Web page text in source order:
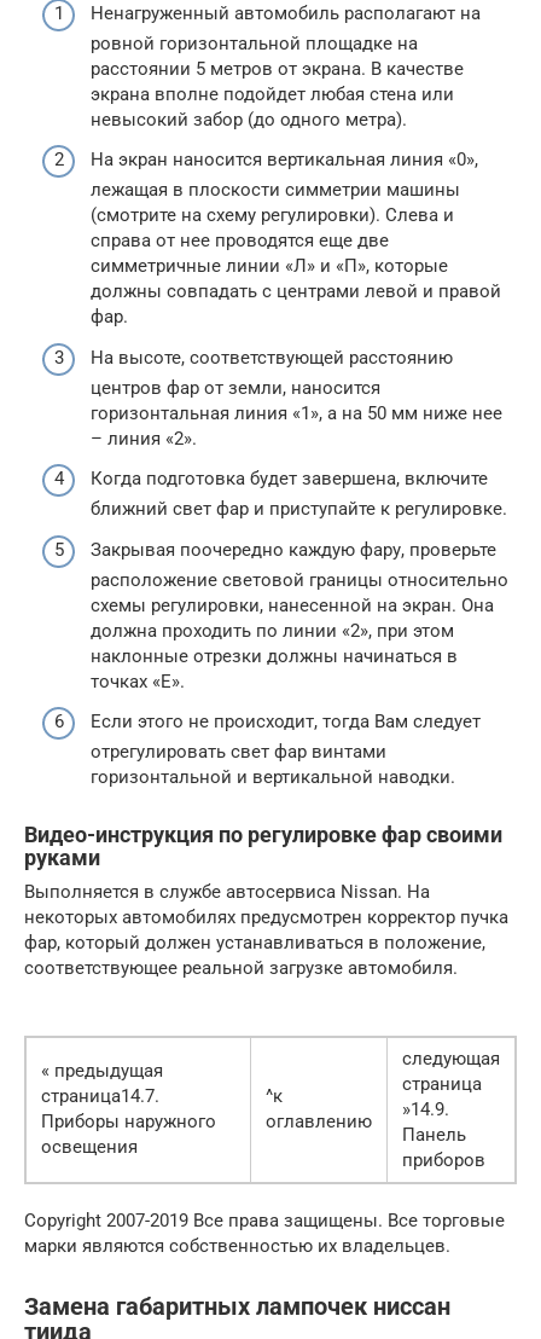
Ненагруженный автомобиль располагают на
ровной горизонтальной площадке на
расстоянии 5 метров от экрана. В качестве
экрана вполне подойдет любая стена или
невысокий забор (до одного метра).
На экран наносится вертикальная линия «0»,
лежащая в плоскости симметрии машины
(смотрите на схему регулировки). Слева и
справа от нее проводятся еще две
симметричные линии «Л» и «П», которые
должны совпадать с центрами левой и правой
фар.
На высоте, соответствующей расстоянию
центров фар от земли, наносится
горизонтальная линия «1», а на 50 мм ниже нее
– линия «2».
Когда подготовка будет завершена, включите
ближний свет фар и приступайте к регулировке.
Закрывая поочередно каждую фару, проверьте
расположение световой границы относительно
схемы регулировки, нанесенной на экран. Она
должна проходить по линии «2», при этом
наклонные отрезки должны начинаться в
точках «Е».
Если этого не происходит, тогда Вам следует
отрегулировать свет фар винтами
горизонтальной и вертикальной наводки.
Видео-инструкция по регулировке фар своими
руками
Выполняется в службе автосервиса Nissan. На
некоторых автомобилях предусмотрен корректор пучка
фар, который должен устанавливаться в положение,
соответствующее реальной загрузке автомобиля.
« предыдущая
страница14.7.
Приборы наружного
освещения
^к
оглавлению
следующая
страница
»14.9.
Панель
приборов
Copyright 2007-2019 Все права защищены. Все торговые
марки являются собственностью их владельцев.
Замена габаритных лампочек ниссан
тиида